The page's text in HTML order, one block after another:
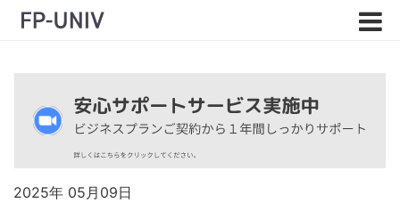
2025年 05月09日